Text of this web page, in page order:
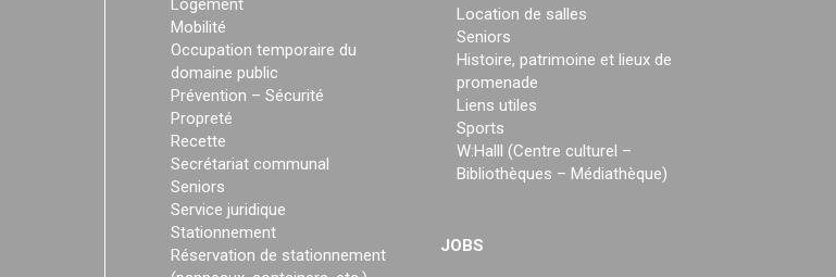
Logement
Mobilité
Occupation temporaire du
domaine public
Prévention – Sécurité
Propreté
Recette
Secrétariat communal
Seniors
Service juridique
Stationnement
Réservation de stationnement
Location de salles
Seniors
Histoire, patrimoine et lieux de
promenade
Liens utiles
Sports
W:Halll (Centre culturel –
Bibliothèques – Médiathèque)
JOBS